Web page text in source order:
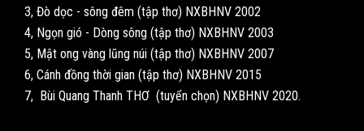
3, Đò dọc - sông đêm (tập thơ) NXBHNV 2002
4, Ngọn gió - Dòng sông (tập thơ) NXBHNV 2003
5, Mật ong vàng lũng núi (tập thơ) NXBHNV 2007
6, Cánh đồng thời gian (tập thơ) NXBHNV 2015
7, Bùi Quang Thanh THƠ (tuyển chọn) NXBHNV 2020.